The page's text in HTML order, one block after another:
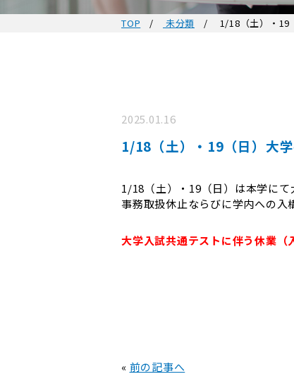
TOP 未分類 1/18（土）・19
2025.01.16
1/18（土）・19（日）大
1/18（土）・19（日）は本学にて
事務取扱休止ならびに学内への入
大学入試共通テストに伴う休業（
« 前の記事へ